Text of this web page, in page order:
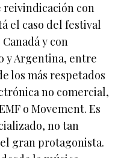
reivindicación con
el caso del festival
y con
y Argentina, entre
los más respetados
no comercial,
o Movement. Es
no tan
gran protagonista.